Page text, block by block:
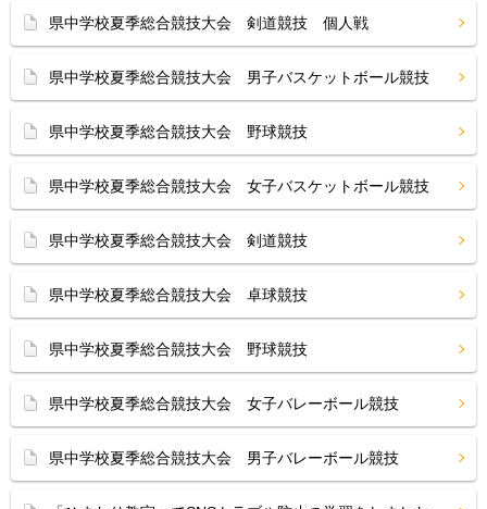
県中学校夏季総合競技大会 剣道競技 個人戦
県中学校夏季総合競技大会 男子バスケットボール競技
県中学校夏季総合競技大会 野球競技
県中学校夏季総合競技大会 女子バスケットボール競技
県中学校夏季総合競技大会 剣道競技
県中学校夏季総合競技大会 卓球競技
県中学校夏季総合競技大会 野球競技
県中学校夏季総合競技大会 女子バレーボール競技
県中学校夏季総合競技大会 男子バレーボール競技